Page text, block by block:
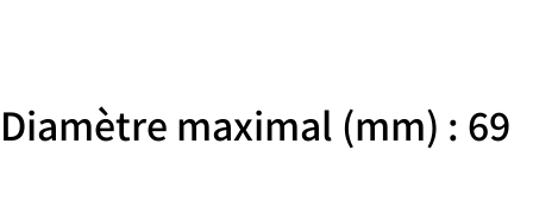
Diamètre maximal (mm) : 69